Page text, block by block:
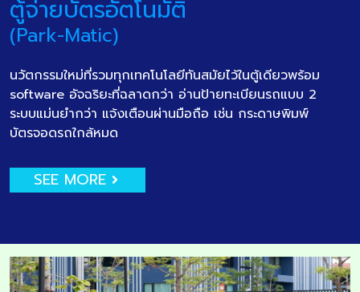
ตู้จ่ายบัตรอัตโนมัติ
(Park-Matic)
นวัตกรรมใหม่ที่รวมทุกเทคโนโลยีทันสมัยไว้ในตู้เดียวพร้อม
software อัจฉริยะที่ฉลาดกว่า อ่านป้ายทะเบียนรถแบบ 2
ระบบแม่นยำกว่า แจ้งเตือนผ่านมือถือ เช่น กระดาษพิมพ์
บัตรจอดรถใกล้หมด
SEE MORE